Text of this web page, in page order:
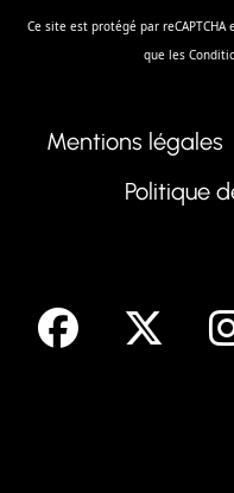
Ce site est protégé par reCAPTCHA
que les
Mentions légales
Politique